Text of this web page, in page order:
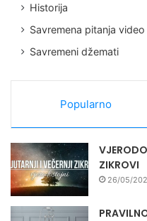
Historija
Savremena pitanja video
Savremeni džemati
Popularno
ZIKROVI
26/05/